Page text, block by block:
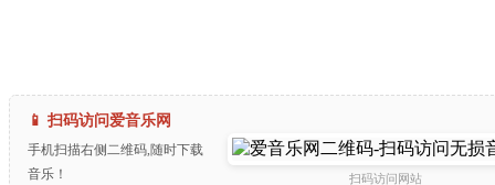
📱 扫码访问爱音乐网
手机扫描右侧二维码,随时下载
音乐！
扫码访问网站